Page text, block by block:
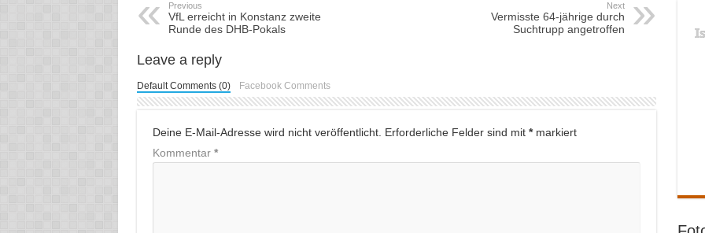
Previous
VfL erreicht in Konstanz zweite
Runde des DHB-Pokals
Next
Vermisste 64-jährige durch
Suchtrupp angetroffen
Leave a reply
Default Comments (0) Facebook Comments
Deine E-Mail-Adresse wird nicht veröffentlicht. Erforderliche Felder sind mit *markiert
Kommentar *